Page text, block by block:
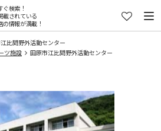
ぐ検索！
載されている
の情報が満載！
比間野外活動センター
ツ施設 田原市江比間野外活動センター